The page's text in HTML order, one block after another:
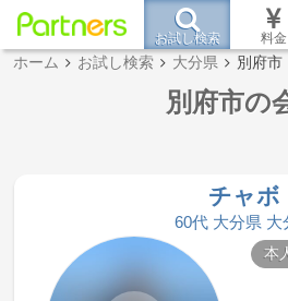
お試し検索 料金
ホーム お試し検索 大分県 別府市
別府市の
チャボ
60代 大分県 大
本